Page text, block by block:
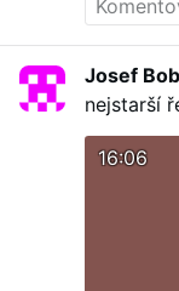
Josef Bob
nejstarší
16:06